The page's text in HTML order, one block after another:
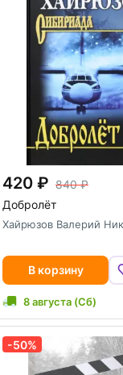
420
840
Добролёт
Хайрюзов Валерий
В корзину
8 августа (Сб)
-50%